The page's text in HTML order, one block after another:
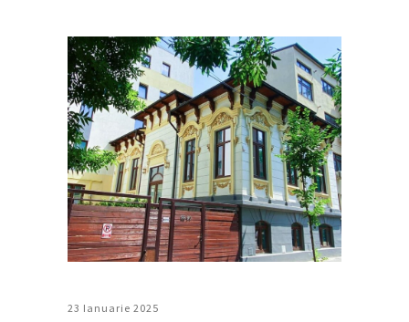
23 Ianuarie 2025